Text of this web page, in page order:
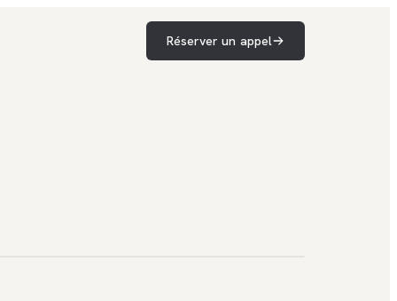
Réserver un appel